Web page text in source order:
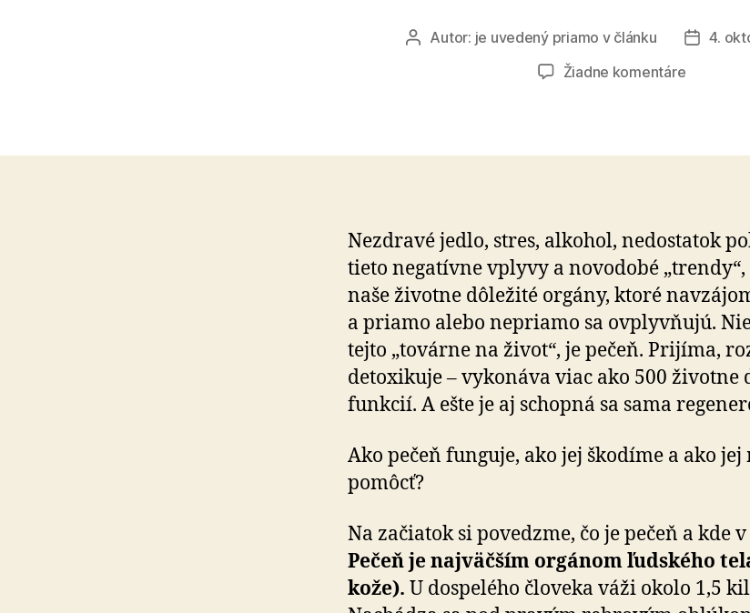
AutorAutor: je uvedený priamo v článku
Dátum
4.
Žiadne komentárena
a
Nezdravé jedlo, stres, alkohol, nedostatok
tieto negatívne vplyvy a novodobé
naše životne dôležité orgány, ktoré
a priamo alebo nepriamo sa ovplyvňujú.
tejto „továrne na život“, je pečeň. Prijíma,
detoxikuje – vykonáva viac ako 500 životne
funkcií. A ešte je aj schopná sa sama
Ako pečeň funguje, ako jej škodíme a ako jej
pomôcť?
Na začiatok si povedzme, čo je pečeň a kde
Pečeň je najväčším orgánom ľudského
kože). U dospelého človeka váži okolo 1,5